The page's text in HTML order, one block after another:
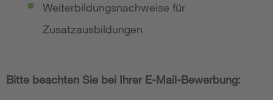
Weiterbildungsnachweise für
Zusatzausbildungen
Bitte beachten Sie bei Ihrer E-Mail-Bewerbung: